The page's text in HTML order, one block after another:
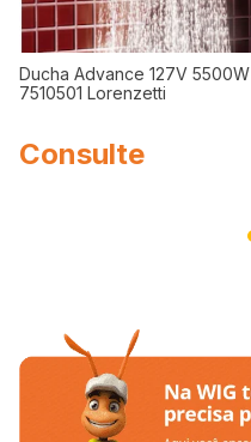
Ducha Advance 127V 5500W
7510501 Lorenzetti